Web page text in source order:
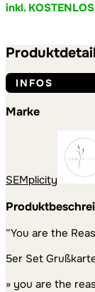
inkl.
INFOS
Marke
SEMplicity
“You are the
5er Set
» you are the